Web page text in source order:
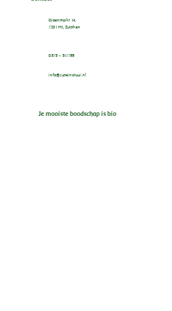
Groenmarkt 14,
7201 HX, Zutphen
0575 - 517799
info@supernatuur.nl
Je mooiste boodschap is bio